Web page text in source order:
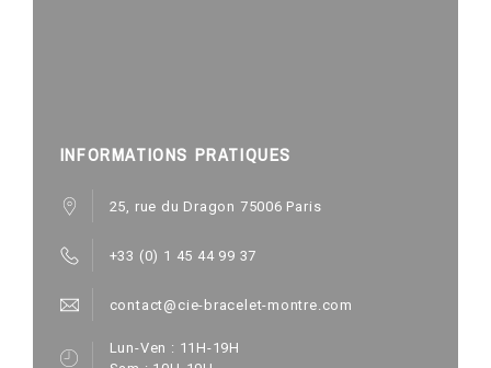
INFORMATIONS PRATIQUES
25, rue du Dragon 75006 Paris
+33 (0) 1 45 44 99 37
contact@cie-bracelet-montre.com
Lun-Ven : 11H-19H